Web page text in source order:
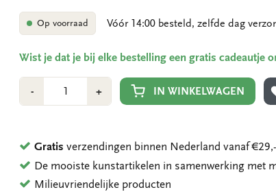
Op voorraad Vóór 14:00 besteld, zelfde dag
Wist je dat je bij elke bestelling een gratis cadeautje
-Min
1
+Plus
1
IN WINKELWAGEN
Gratis verzendingen binnen Nederland vanaf €29,-
De mooiste kunstartikelen in samenwerking met
Milieuvriendelijke producten